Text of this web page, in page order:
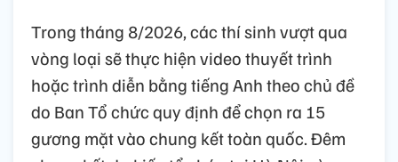
Trong tháng 8/2026, các thí sinh vượt qua
vòng loại sẽ thực hiện video thuyết trình
hoặc trình diễn bằng tiếng Anh theo chủ đề
do Ban Tổ chức quy định để chọn ra 15
gương mặt vào chung kết toàn quốc. Đêm